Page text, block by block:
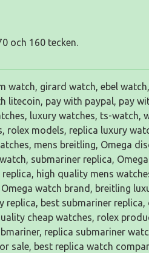
och 160 tecken.
watch, girard watch, ebel
litecoin, pay with paypal, pay
luxury watches, ts-watch,
rolex models, replica luxury
mens breitling, Omega
submariner replica,
high quality mens
watch brand, breitling
best submariner
cheap watches, rolex
replica submariner
sale, best replica watch